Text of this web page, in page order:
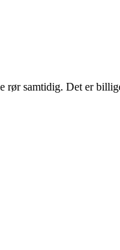
samtidig. Det er